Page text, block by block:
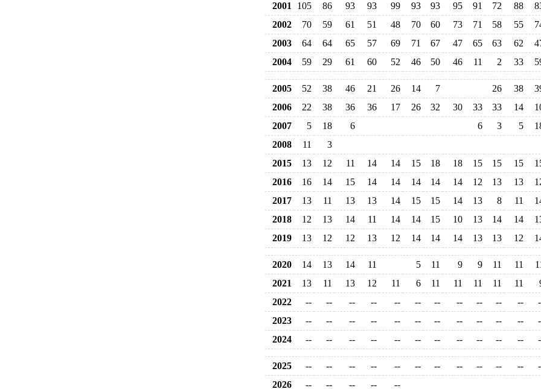
2001
105 86 93 93 99 93 93 95 91 72 88
2002
70 59 61 51 48 70 60 73 71 58 55
2003
64 64 65 57 69 71 67 47 65 63 62
2004
59 29 61 60 52 46 50 46 11 2 33
2005 52 38 46 21 26 14 7 26 38
2006
22 38 36 36 17 26 32 30 33 33 14
2007
5 18 6 6 3 5
2008
11
3
2015
13 12 11 14 14 15 18 18 15 15 15
2016
16 14 15 14 14 14 14 14 12 13 13
2017
13 11 13 13 14 15 15 14 13 8 11
2018
12 13 14 11 14 14 15 10 13 14 14
2019
13 12 12 13 12 14 14 14 13 13 12
2020 14 13 14 11 5 11 9 9 11 11
2021
13 11 13 12 11 6 11 11 11 11 11
2022
-- -- -- -- -- -- -- -- -- -- --
2023
-- -- -- -- -- -- -- -- -- -- --
2024
-- -- -- -- -- -- -- -- -- -- --
2025 -- -- -- -- -- -- -- -- -- -- --
2026
-- -- -- -- --